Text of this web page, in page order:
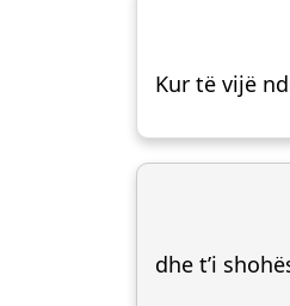
Kur të vijë
dhe t’i